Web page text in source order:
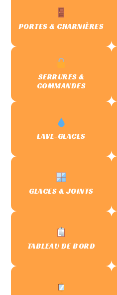
PORTES & CHARNIÈRES
SERRURES &
COMMANDES
LAVE-GLACES
GLACES & JOINTS
TABLEAU DE BORD